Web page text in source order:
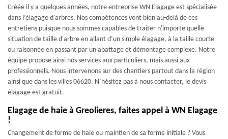
Créée il y a quelques années, notre entreprise WN Elagage est spécialisée
dans l’élagage d'arbres. Nos compétences vont bien au-delà de ces
entretiens puisque nous sommes capables de traiter n'importe quelle
situation de taille d'arbre en allant d’un simple élagage, à la taille courte
ou raisonnée en passant par un abattage et démontage complexe. Notre
équipe propose ainsi nos services aux particuliers, mais aussi aux
professionnels. Nous intervenons sur des chantiers partout dans la région
ainsi que dans les villes 06620. N’hésitez pas à nous contacter, le devis
élagage est gratuit.
Elagage de haie à Greolieres, faites appel à WN Elagage
!
Changement de forme de haie ou maintien de sa forme initiale ? Vous